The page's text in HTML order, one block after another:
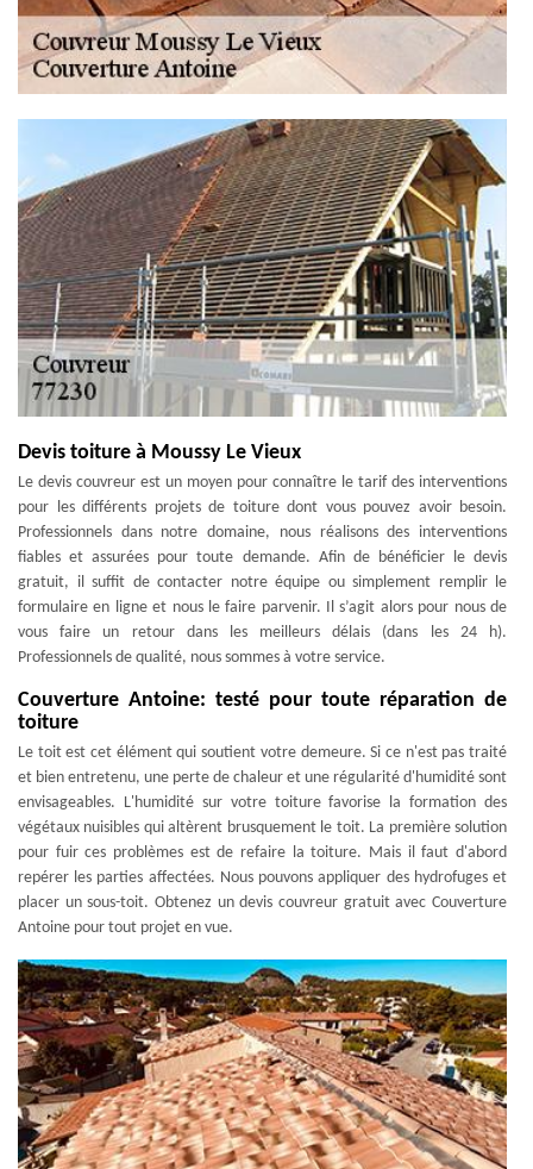
Devis toiture à Moussy Le Vieux
Le devis couvreur est un moyen pour connaître le tarif des interventions
pour les différents projets de toiture dont vous pouvez avoir besoin.
Professionnels dans notre domaine, nous réalisons des interventions
fiables et assurées pour toute demande. Afin de bénéficier le devis
gratuit, il suffit de contacter notre équipe ou simplement remplir le
formulaire en ligne et nous le faire parvenir. Il s’agit alors pour nous de
vous faire un retour dans les meilleurs délais (dans les 24 h).
Professionnels de qualité, nous sommes à votre service.
Couverture Antoine: testé pour toute réparation de
toiture
Le toit est cet élément qui soutient votre demeure. Si ce n'est pas traité
et bien entretenu, une perte de chaleur et une régularité d'humidité sont
envisageables. L'humidité sur votre toiture favorise la formation des
végétaux nuisibles qui altèrent brusquement le toit. La première solution
pour fuir ces problèmes est de refaire la toiture. Mais il faut d'abord
repérer les parties affectées. Nous pouvons appliquer des hydrofuges et
placer un sous-toit. Obtenez un devis couvreur gratuit avec Couverture
Antoine pour tout projet en vue.